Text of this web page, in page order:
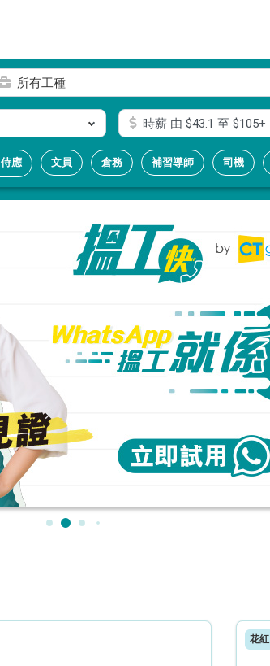
所有工種
時薪由 $43.1 至 $105+
侍應 文員 倉務 補習導師 司機
花紅